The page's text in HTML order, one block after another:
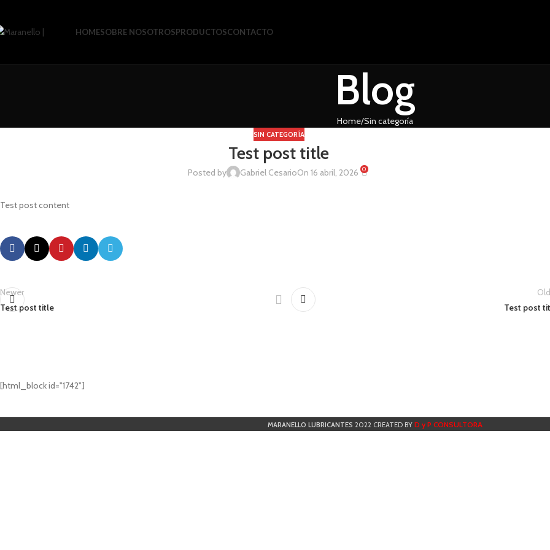
HOMESOBRE NOSOTROSPRODUCTOSCONTACTO
Blog
Home Sin categoría
SIN CATEGORÍA
Test post title
Posted by Gabriel CesarioOn 16 abril, 2026 0
Test post content
Newer
Test post title
Test post
[html_block id="1742"]
MARANELLO LUBRICANTES 2022 CREATED BY D y P CONSULTORA